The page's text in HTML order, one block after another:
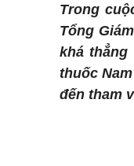
Trong
Tổng
khá
thuốc
đến tham